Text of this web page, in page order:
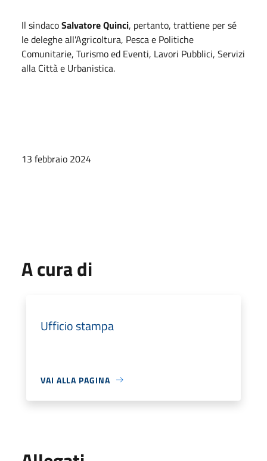
Il sindacoSalvatore Quinci, pertanto, trattiene per sé
le deleghe all'Agricoltura, Pesca e Politiche
Comunitarie, Turismo ed Eventi, Lavori Pubblici, Servizi
alla Città e Urbanistica.
13 febbraio 2024
A cura di
Ufficio stampa
VAI ALLA PAGINA